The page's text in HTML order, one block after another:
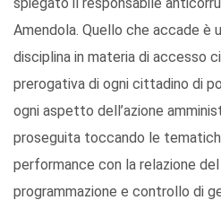
spiegato il responsabile
Amendola. Quello che accade è
disciplina in materia di accesso
prerogativa di ogni cittadino di
ogni aspetto dell’azione
proseguita toccando le
performance con la relazione
programmazione e controllo di